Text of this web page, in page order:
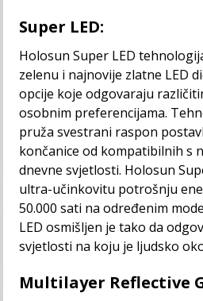
Super LED:
Holosun Super LED
zelenu i najnovije zlatne LED
opcije koje odgovaraju
osobnim preferencijama.
pruža svestrani raspon
končanice od kompatibilnih s
dnevne svjetlosti. Holosun
ultra-učinkovitu potrošnju
50.000 sati na određenim
LED osmišljen je tako da
svjetlosti na koju je ljudsko
Multilayer Reflective